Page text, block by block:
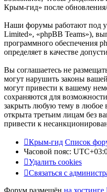
Крым-гид» после
Наши форумы работают под
Limited», «phpBB Teams»),
программного обеспечения
определяет в качестве
Вы соглашаетесь не
могут нарушить законы
могут привести к вашему
сохраняются для
закрыть любую тему в любое
открыта третьим лицам без
привести к
Крым-гид Список
Часовой пояс:
Удалить cookies
Связаться с